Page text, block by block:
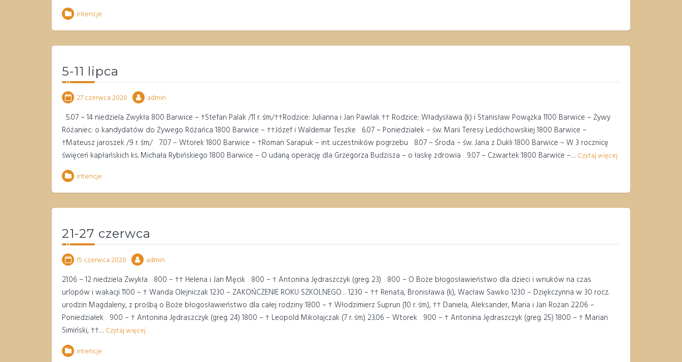
intencje
5-11 lipca
27 czerwca 2020 admin
5.07 – 14 niedziela Zwykła 800 Barwice – †Stefan Palak /11 r. śm./††Rodzice: Julianna i Jan Pawlak †† Rodzice: Władysława (k) i Stanisław Powązka 1100 Barwice – Żywy
Różaniec: o kandydatów do Żywego Różańca 1800 Barwice – ††Józef i Waldemar Teszke 6.07 – Poniedziałek – św. Marii Teresy Ledóchowskiej 1800 Barwice –
†Mateusz jaroszek /9 r. śm./ 7.07 – Wtorek 1800 Barwice – †Roman Sarapuk – int. uczestników pogrzebu 8.07 – Środa – św. Jana z Dukli 1800 Barwice – W 3 rocznicę
święceń kapłańskich ks. Michała Rybińskiego 1800 Barwice – O udaną operację dla Grzegorza Budzisza – o łaskę zdrowia 9.07 – Czwartek 1800 Barwice –… Czytaj więcej
intencje
21-27 czerwca
15 czerwca 2020 admin
21.06 – 12 niedziela Zwykła 800 – †† Helena i Jan Męcik 800 – † Antonina Jędraszczyk (greg. 23) 800 – O Boże błogosławieństwo dla dzieci i wnuków na czas
urlopów i wakacji 1100 – † Wanda Olejniczak 1230 – ZAKOŃCZENIE ROKU SZKOLNEGO… 1230 – †† Renata, Bronisława (k), Wacław Sawko 1230 – Dziękczynna w 30 rocz.
urodzin Magdaleny, z prośbą o Boże błogosławieństwo dla całej rodziny 1800 – † Włodzimierz Suprun (10 r. śm.), †† Daniela, Aleksander, Maria i Jan Rożan 22.06 –
Poniedziałek 900 – † Antonina Jędraszczyk (greg. 24) 1800 – † Leopold Mikołajczak (7 r. śm.) 23.06 – Wtorek 900 – † Antonina Jędraszczyk (greg. 25) 1800 – † Marian
Simiński, ††… Czytaj więcej
intencje